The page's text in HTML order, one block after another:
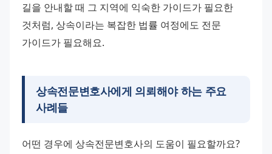
길을 안내할 때 그 지역에 익숙한 가이드가 필요한
것처럼, 상속이라는 복잡한 법률 여정에도 전문
가이드가 필요해요.
상속전문변호사에게 의뢰해야 하는 주요
사례들
어떤 경우에 상속전문변호사의 도움이 필요할까요?